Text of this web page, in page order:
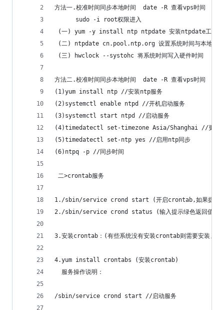
方法一.校准时间同步本地时间  date -R 查看vps时间
      sudo -i root权限进入
(一) yum -y install ntp ntpdate 安装ntpdate工具
(二) ntpdate cn.pool.ntp.org 设置系统时间与本地网络
(三) hwclock --systohc 将系统时间写入硬件时间
方法二.校准时间同步本地时间  date -R 查看vps时间
(1)yum install ntp //安装ntp服务
(2)systemctl enable ntpd //开机启动服务
(3)systemctl start ntpd //启动服务
(4)timedatectl set-timezone Asia/Shanghai //更改
(5)timedatectl set-ntp yes //启用ntp同步
(6)ntpq -p //同步时间
二>crontab服务
1./sbin/service crond start (开启crontab,如果提示错误
2./sbin/service crond status (输入提示绿色返回值证明
3.安装crontab：(有些系统没有安装crontab则需要安装,如
4.yum install crontabs (安装crontab)
  服务操作说明：
/sbin/service crond start //启动服务